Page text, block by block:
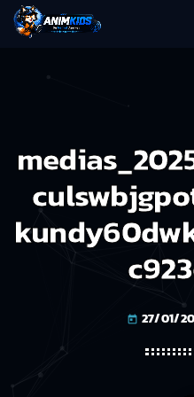
today 27/01/